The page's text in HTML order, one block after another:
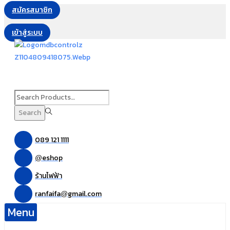
สมัครสมาชิก
เข้าสู่ระบบ
Search
For:>
Search
089 121 1111
@eshop
ร้านไฟฟ้า
ranfaifa@gmail.com
Menu